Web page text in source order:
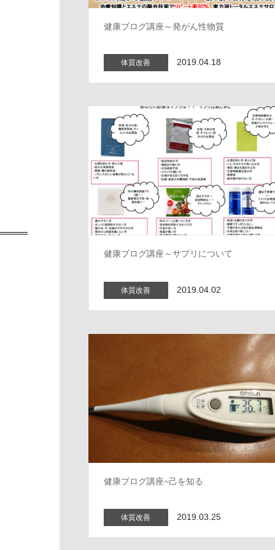
健康ブログ講座～発がん性物質
体質改善 2019.04.18
健康ブログ講座～サプリについて
体質改善 2019.04.02
健康ブログ講座~己を知る
体質改善 2019.03.25